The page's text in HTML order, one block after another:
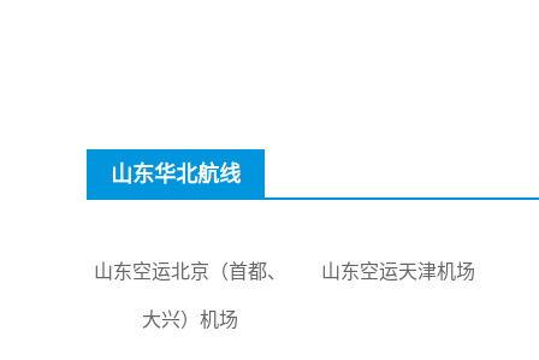
山东华北航线
山东空运北京（首都、
大兴）机场
山东空运天津机场